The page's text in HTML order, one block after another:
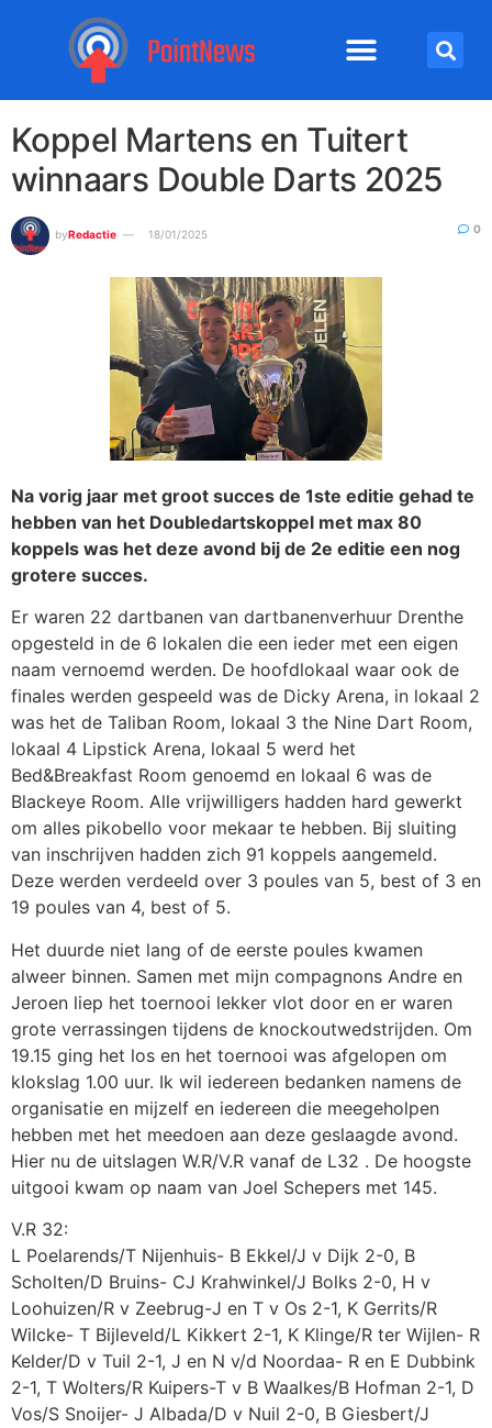
Koppel Martens en Tuitert
winnaars Double Darts 2025
byRedactie 18/01/2025 0
Na vorig jaar met groot succes de 1ste editie gehad te
hebben van het Doubledartskoppel met max 80
koppels was het deze avond bij de 2e editie een nog
grotere succes.
Er waren 22 dartbanen van dartbanenverhuur Drenthe
opgesteld in de 6 lokalen die een ieder met een eigen
naam vernoemd werden. De hoofdlokaal waar ook de
finales werden gespeeld was de Dicky Arena, in lokaal 2
was het de Taliban Room, lokaal 3 the Nine Dart Room,
lokaal 4 Lipstick Arena, lokaal 5 werd het
Bed&Breakfast Room genoemd en lokaal 6 was de
Blackeye Room. Alle vrijwilligers hadden hard gewerkt
om alles pikobello voor mekaar te hebben. Bij sluiting
van inschrijven hadden zich 91 koppels aangemeld.
Deze werden verdeeld over 3 poules van 5, best of 3 en
19 poules van 4, best of 5.
Het duurde niet lang of de eerste poules kwamen
alweer binnen. Samen met mijn compagnons Andre en
Jeroen liep het toernooi lekker vlot door en er waren
grote verrassingen tijdens de knockoutwedstrijden. Om
19.15 ging het los en het toernooi was afgelopen om
klokslag 1.00 uur. Ik wil iedereen bedanken namens de
organisatie en mijzelf en iedereen die meegeholpen
hebben met het meedoen aan deze geslaagde avond.
Hier nu de uitslagen W.R/V.R vanaf de L32 . De hoogste
uitgooi kwam op naam van Joel Schepers met 145.
V.R 32:
L Poelarends/T Nijenhuis- B Ekkel/J v Dijk 2-0, B
Scholten/D Bruins- CJ Krahwinkel/J Bolks 2-0, H v
Loohuizen/R v Zeebrug-J en T v Os 2-1, K Gerrits/R
Wilcke- T Bijleveld/L Kikkert 2-1, K Klinge/R ter Wijlen- R
Kelder/D v Tuil 2-1, J en N v/d Noordaa- R en E Dubbink
2-1, T Wolters/R Kuipers-T v B Waalkes/B Hofman 2-1, D
Vos/S Snoijer- J Albada/D v Nuil 2-0, B Giesbert/J